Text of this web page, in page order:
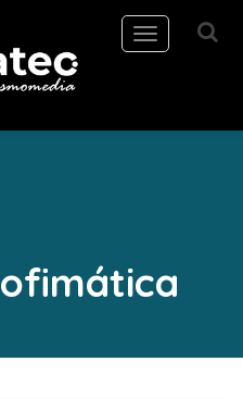
Toggle
navigation
ofimática